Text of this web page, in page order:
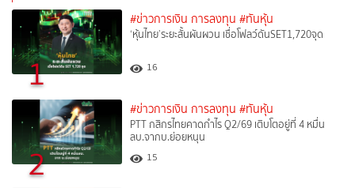
1
#ข่าวการเงิน การลงทุน #ทันหุ้น
‘หุ้นไทย’ระยะสั้นผันผวน เชื่อโฟลว์ดันSET1,720จุด
16
2
#ข่าวการเงิน การลงทุน #ทันหุ้น
PTT กสิกรไทยคาดกำไร Q2/69 เติบโตอยู่ที่ 4 หมื่น
ลบ.จากบ.ย่อยหนุน
15